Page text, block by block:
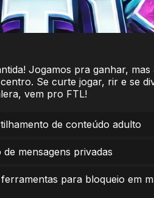
Jogamos pra ganhar, mas
Se curte jogar, rir e se
vem pro FTL!
de conteúdo adulto
mensagens privadas
para bloqueio em